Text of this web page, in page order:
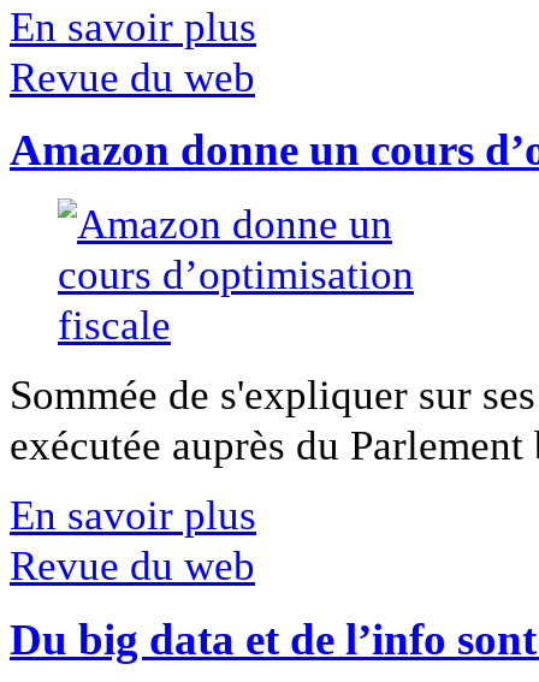
En savoir plus
Revue du web
Amazon donne un cours
Sommée de s'expliquer sur
exécutée auprès du
En savoir plus
Revue du web
Du big data et de l’info